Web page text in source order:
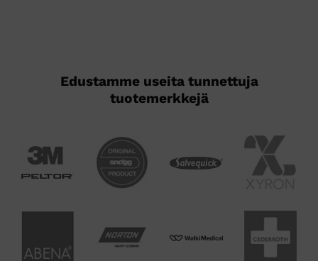
Edustamme useita tunnettuja
tuotemerkkejä